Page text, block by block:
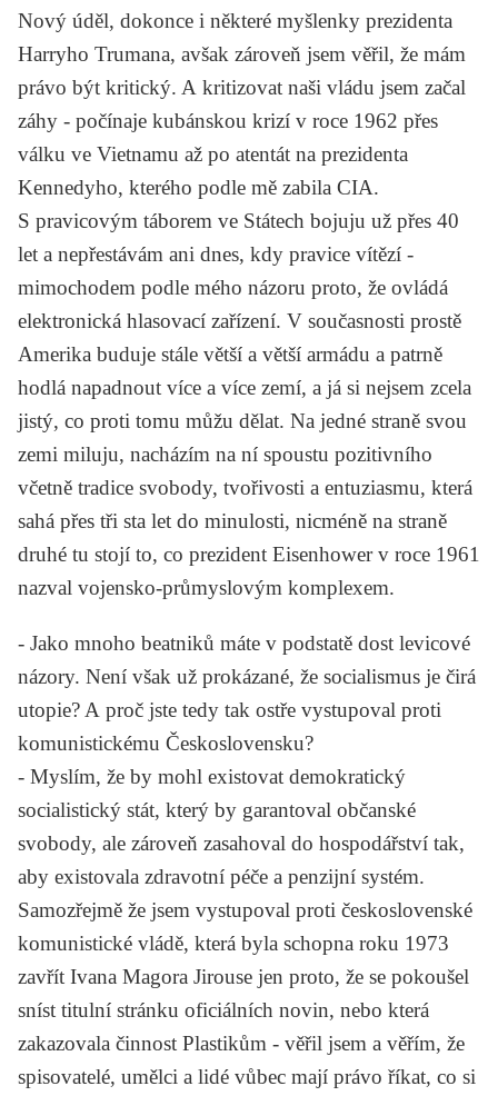
Nový úděl, dokonce i některé myšlenky prezidenta
Harryho Trumana, avšak zároveň jsem věřil, že mám
právo být kritický. A kritizovat naši vládu jsem začal
záhy - počínaje kubánskou krizí v roce 1962 přes
válku ve Vietnamu až po atentát na prezidenta
Kennedyho, kterého podle mě zabila CIA.
S pravicovým táborem ve Státech bojuju už přes 40
let a nepřestávám ani dnes, kdy pravice vítězí -
mimochodem podle mého názoru proto, že ovládá
elektronická hlasovací zařízení. V současnosti prostě
Amerika buduje stále větší a větší armádu a patrně
hodlá napadnout více a více zemí, a já si nejsem zcela
jistý, co proti tomu můžu dělat. Na jedné straně svou
zemi miluju, nacházím na ní spoustu pozitivního
včetně tradice svobody, tvořivosti a entuziasmu, která
sahá přes tři sta let do minulosti, nicméně na straně
druhé tu stojí to, co prezident Eisenhowerv roce 1961
nazval vojensko-průmyslovým komplexem.
- Jako mnoho beatniků máte v podstatě dost levicové
názory. Není však už prokázané, že socialismus je čirá
utopie? A proč jste tedy tak ostře vystupoval proti
komunistickému Československu?
- Myslím, že by mohl existovat demokratický
socialistický stát, který by garantoval občanské
svobody, ale zároveň zasahoval do hospodářství tak,
aby existovala zdravotní péče a penzijní systém.
Samozřejmě že jsem vystupoval proti československé
komunistické vládě, která byla schopna roku 1973
zavřít Ivana Magora Jirouse jen proto, že se pokoušel
sníst titulní stránku oficiálních novin, nebo která
zakazovala činnost Plastikům - věřil jsem a věřím, že
spisovatelé, umělci a lidé vůbec mají právo říkat, co si